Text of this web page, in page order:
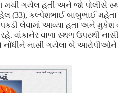
મચી ગયેલ હતી અને જો પોલીસે
(33), કલ્પેશભાઈ બાબુભાઈ મહેતા
લેવામાં આવ્યા હતા અને મુકેશ
વાંકાનેર વાળા સ્થળ ઉપરથી
નોંધીને નાસી ગયેલા બે આરોપીઓને